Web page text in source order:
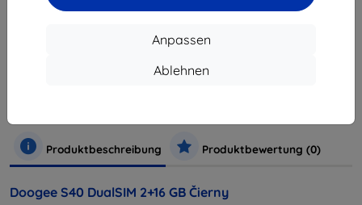
Anpassen
Ablehnen
Produktbeschreibung Produktbewertung (0)
Doogee S40 DualSIM 2+16 GB Čierny